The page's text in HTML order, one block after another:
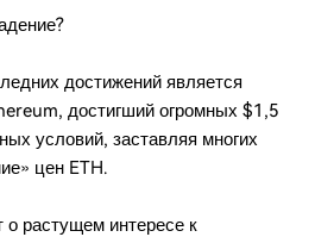
достижений является
достигший огромных $1,5
условий, заставляя многих
цен ETH.
растущем интересе к